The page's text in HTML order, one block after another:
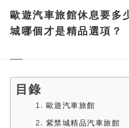
歐遊汽車旅館休息要多
城哪個才是精品選項？
目錄
1. 歐遊汽車旅館
2. 紫禁城精品汽車旅館